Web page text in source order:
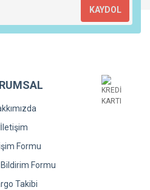
KAYDOL
İletişim
Formu
Formu
Takibi